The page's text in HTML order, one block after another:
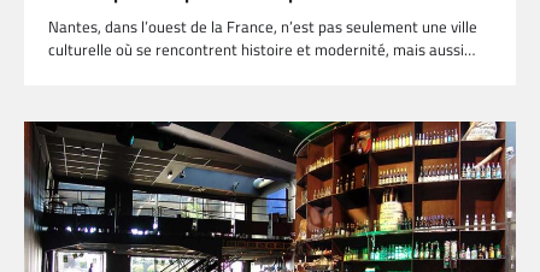
Nantes, dans l’ouest de la France, n’est pas seulement une ville
culturelle où se rencontrent histoire et modernité, mais aussi…